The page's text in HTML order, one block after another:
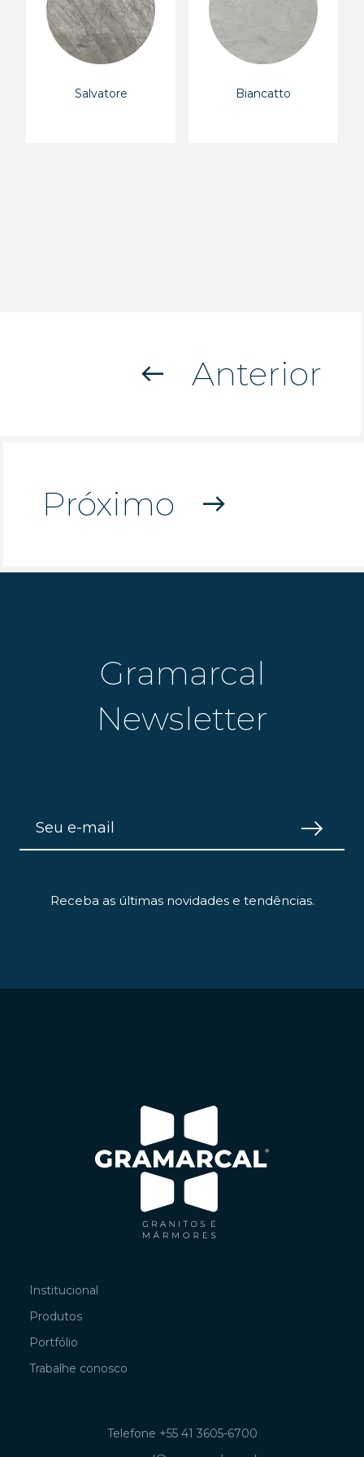
Salvatore Biancatto
west Anterior
Próximo east
Gramarcal
Newsletter
Receba as últimas novidades e tendências.
Institucional
Produtos
Portfólio
Trabalhe conosco
Telefone +55 41 3605-6700